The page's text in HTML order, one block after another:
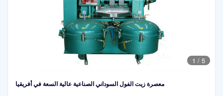
1 / 5
معصرة زيت الفول السوداني الصناعية عالية السعة في أفريقيا